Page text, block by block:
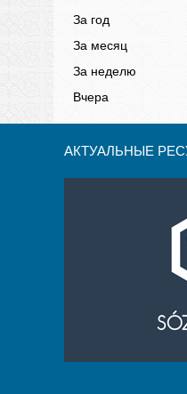
За год
За месяц
За неделю
Вчера
АКТУАЛЬНЫЕ